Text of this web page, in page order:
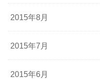
2015年8月
2015年7月
2015年6月